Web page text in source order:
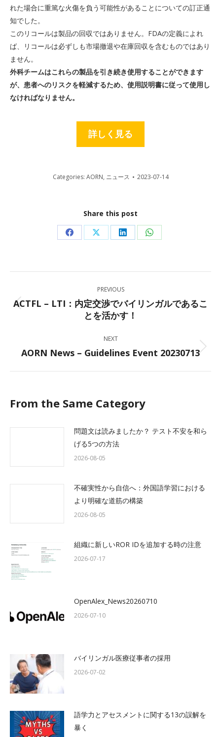
れた場合に重篤な火傷を負う可能性があることについての訂正通
知でした。
このリコールは製品の回収ではありません。FDAの定義によれ
ば、リコールは必ずしも市場撤退や在庫回収を含むものではあり
ません。
外科チームはこれらの製品を引き続き使用することができます
が、患者へのリスクを軽減するため、使用説明書に従って使用し
なければなりません。
詳しく見る
Categories: AORN, ニュース 2023-07-14
Share this post
Share
Facebook
Share
X
Share
LinkedIn
Share
WhatsApp
navigation
PREVIOUS
Previous
post:
ACTFL – LTI：内定交渉でバイリンガルであるこ
とを活かす！
NEXT
Next
AORN News – Guidelines Event 20230713
From the Same Category
問題文は読みましたか？ テスト不安を和ら
げる5つの方法
2026-08-05
不確実性から自信へ：外国語学習における
より明確な道筋の構築
2026-08-05
組織に新しいROR IDを追加する時の注意
2026-07-17
OpenAlex_News20260710
2026-07-10
バイリンガル医療従事者の採用
2026-07-02
語学力とアセスメントに関する13の誤解を
暴く